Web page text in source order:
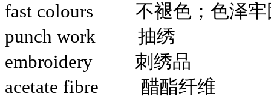
fast colours 不褪色；色泽牢
punch work 抽绣
embroidery 刺绣品
acetate fibre 醋酯纤维